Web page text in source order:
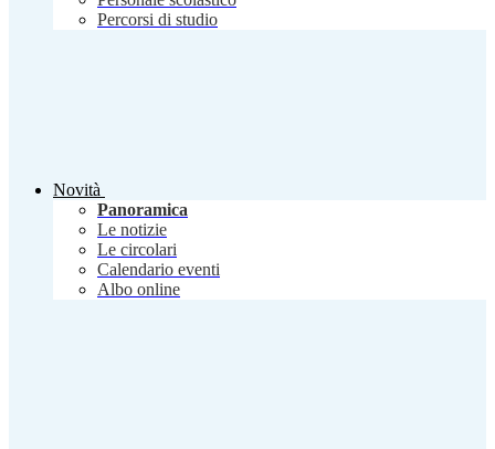
Percorsi di studio
Novità
Panoramica
Le notizie
Le circolari
Calendario eventi
Albo online